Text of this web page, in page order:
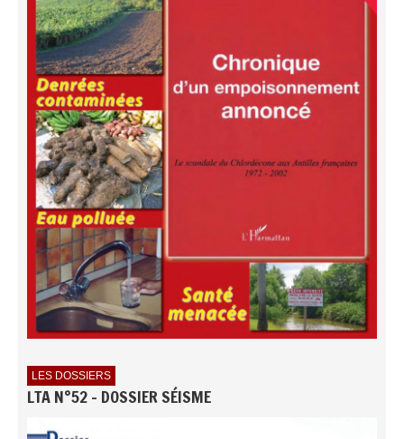
LES DOSSIERS
LTA N°52 - DOSSIER SÉISME